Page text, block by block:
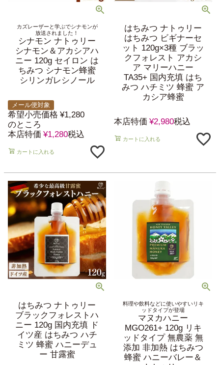
カズレーザーと学ぶでシナモンが
放送されました！
シナモン ナトゥリー
シナモン＆アカシアハ
ニー 120g セイロン は
ちみつ シナモン蜂蜜
シリンガレシノール
メール便対象
希望小売価格 ¥1,280
のところ
本店特価 ¥1,280税込
カートに入れる
はちみつ ナトゥリー
はちみつ ビギナーセ
ット 120g×3種 ブラッ
クフォレスト アカシ
ア マリーハニー
TA35+ 国内充填 はち
みつ ハチミツ 蜂蜜 ア
カシア蜂蜜
本店特価 ¥2,980税込
カートに入れる
はちみつ ナトゥリー
ブラックフォレストハ
ニー 120g 国内充填 ド
イツ産 はちみつ ハチ
ミツ 蜂蜜 ハニーデュ
ー 甘露蜜
料理や飲料などに使いやすいリキ
ッドタイプが登場
マヌカハニー
MGO261+ 120g リキ
ッドタイプ 無農薬 無
添加 非加熱 はちみつ
蜂蜜 ハニーバレー＆